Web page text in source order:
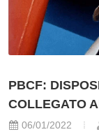
PBCF:
COLLEGATO
06/01/2022